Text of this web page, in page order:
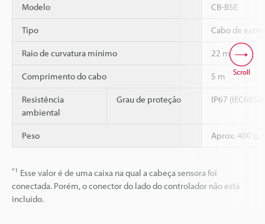
Modelo CB-B5E
Tipo Cabo de
Raio de curvatura mínimo 22 mm
Comprimento do cabo 5 m
Resistência
ambiental
Grau de proteção IP67
Peso Aprox. 400 g
*1 Esse valor é de uma caixa na qual a cabeça sensora foi
conectada. Porém, o conector do lado do controlador não está
incluído.
Scroll